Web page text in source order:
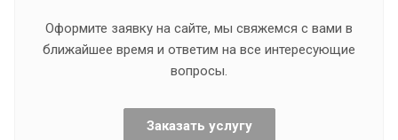
Оформите заявку на сайте, мы свяжемся с вами в
ближайшее время и ответим на все интересующие
вопросы.
Заказать услугу